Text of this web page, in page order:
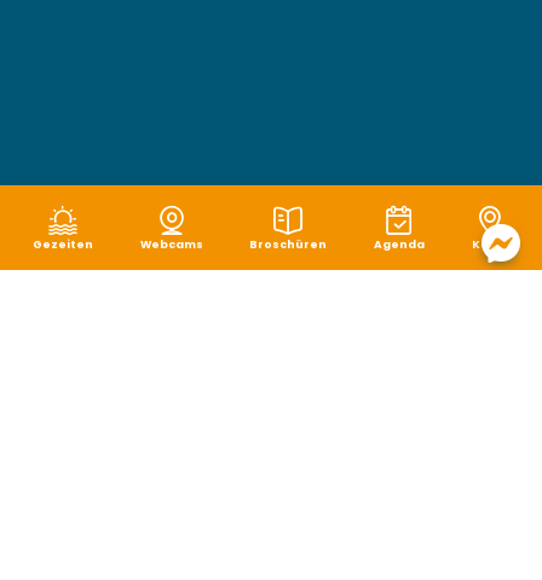
Gezeiten Webcams Broschüren Agenda Karte